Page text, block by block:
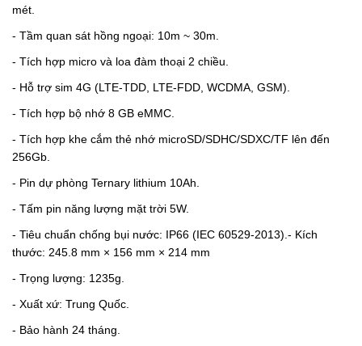
mét.
- Tầm quan sát hồng ngoại: 10m ~ 30m.
- Tích hợp micro và loa đàm thoại 2 chiều.
- Hỗ trợ sim 4G (LTE-TDD, LTE-FDD, WCDMA, GSM).
- Tích hợp bộ nhớ 8 GB eMMC.
- Tích hợp khe cắm thẻ nhớ microSD/SDHC/SDXC/TF lên đến
256Gb.
- Pin dự phòng Ternary lithium 10Ah.
- Tấm pin năng lượng mặt trời 5W.
- Tiêu chuẩn chống bụi nước: IP66 (IEC 60529-2013).- Kích
thước: 245.8 mm × 156 mm × 214 mm
- Trọng lượng: 1235g.
- Xuất xứ: Trung Quốc.
- Bảo hành 24 tháng.